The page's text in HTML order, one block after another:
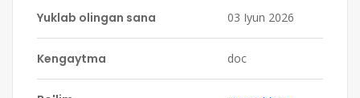
Yuklab olingan sana 03 Iyun 2026
Kengaytma doc